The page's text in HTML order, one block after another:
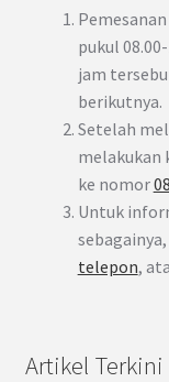
pukul
jam
berikutnya.
Setelah
melakukan
ke nomor
Untuk
telepon,
Artikel Terkini